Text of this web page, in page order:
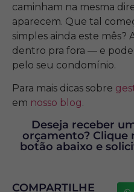
caminham na mesma
aparecem. Que tal
simples ainda este mês?
dentro pra fora — e
pelo seu condomínio.
Para mais dicas sobre
em nosso blog.
Deseja receber
orçamento? Clique
botão abaixo e
COMPARTILHE